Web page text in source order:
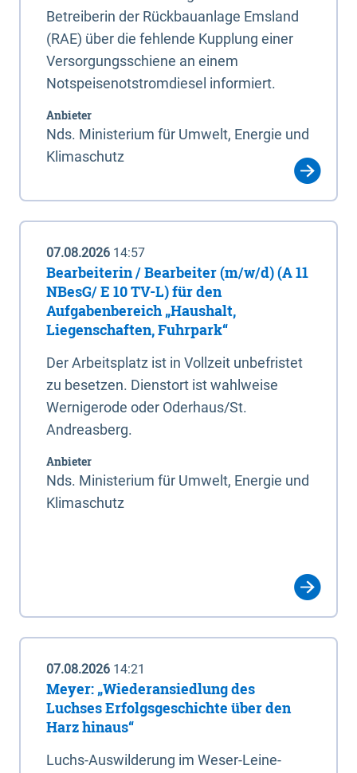
Betreiberin der Rückbauanlage Emsland
(RAE) über die fehlende Kupplung einer
Versorgungsschiene an einem
Notspeisenotstromdiesel informiert.
Anbieter
Nds. Ministerium für Umwelt, Energie und
Klimaschutz
07.08.2026 14:57
Bearbeiterin / Bearbeiter (m/w/d) (A 11
NBesG/ E 10 TV-L) für den
Aufgabenbereich „Haushalt,
Liegenschaften, Fuhrpark“
Der Arbeitsplatz ist in Vollzeit unbefristet
zu besetzen. Dienstort ist wahlweise
Wernigerode oder Oderhaus/St.
Andreasberg.
Anbieter
Nds. Ministerium für Umwelt, Energie und
Klimaschutz
07.08.2026 14:21
Meyer: „Wiederansiedlung des
Luchses Erfolgsgeschichte über den
Harz hinaus“
Luchs-Auswilderung im Weser-Leine-